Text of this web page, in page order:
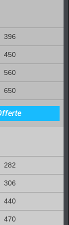
396
450
560
650
282
306
440
470